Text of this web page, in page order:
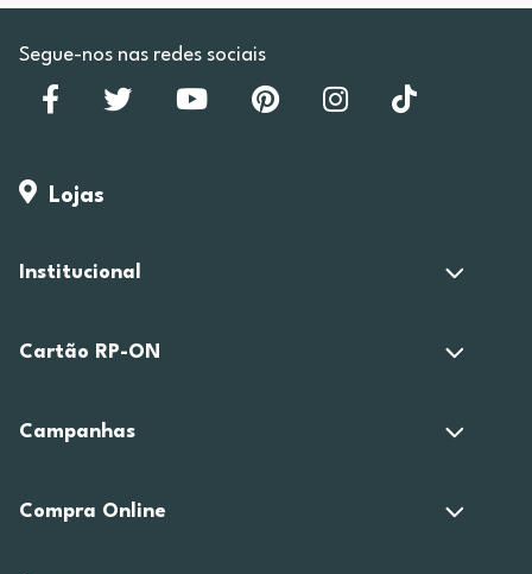
Segue-nos nas redes sociais
Lojas
Institucional
Cartão RP-ON
Campanhas
Compra Online